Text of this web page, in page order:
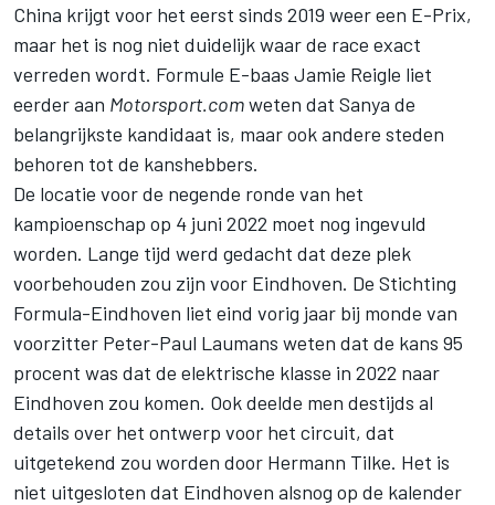
China krijgt voor het eerst sinds 2019 weer een E-Prix,
maar het is nog niet duidelijk waar de race exact
verreden wordt. Formule E-baas Jamie Reigle liet
eerder aan Motorsport.comweten dat Sanya de
belangrijkste kandidaat is, maar ook andere steden
behoren tot de kanshebbers.
De locatie voor de negende ronde van het
kampioenschap op 4 juni 2022 moet nog ingevuld
worden. Lange tijd werd gedacht dat deze plek
voorbehouden zou zijn voor Eindhoven. De Stichting
Formula-Eindhoven liet eind vorig jaar bij monde van
voorzitter Peter-Paul Laumans weten dat de kans 95
procent was dat de elektrische klasse in 2022 naar
Eindhoven zou komen. Ook deelde men destijds al
details over het ontwerp voor het circuit, dat
uitgetekend zou worden door Hermann Tilke. Het is
niet uitgesloten dat Eindhoven alsnog op de kalender